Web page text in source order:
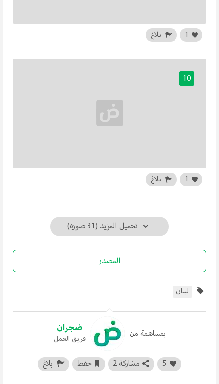
1 بلاغ
10
1 بلاغ
تحميل المزيد (31 صورة)
المصدر
لبنان
بمساهمة من ضجران
فريق العمل
5 مشاركة 2 حفظ بلاغ